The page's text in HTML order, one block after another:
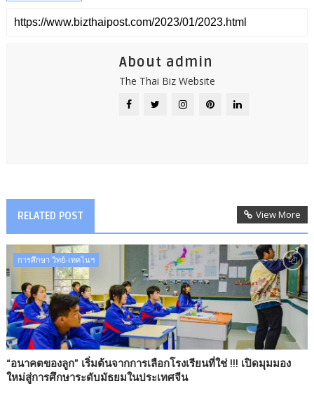
About admin
The Thai Biz Website
RELATED POST View More
การศึกษา วิทย์-เทคโนฯ
“อนาคตของลูก” เริ่มต้นจากการเลือกโรงเรียนที่ใช่ !!! เปิดมุมมอง
ใหม่สู่การศึกษาระดับมัธยมในประเทศจีน